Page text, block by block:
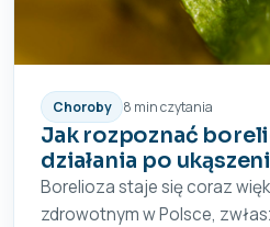
Choroby 8 min czytania
Jak rozpoznać
działania po
Borelioza staje się coraz
zdrowotnym w Polsce,